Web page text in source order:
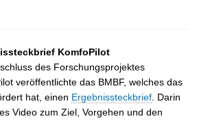
KomfoPilot
des Forschungsprojektes
veröffentlichte das BMBF, welches das
hat, einen Ergebnissteckbrief. Darin
Video zum Ziel, Vorgehen und den